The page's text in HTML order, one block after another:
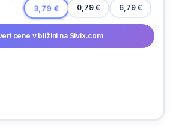
3,79 € 0,79 € 6,79 €
cene v bližini na Sivix.com